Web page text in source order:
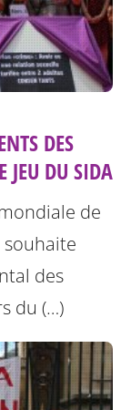
DES
JEU DU SIDA
de
des
du (…)